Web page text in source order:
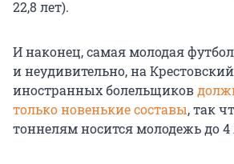
22,8 лет).
И наконец, самая молодая
и неудивительно, на
иностранных болельщиков
только новенькие составы, так
тоннелям носится молодежь до 4